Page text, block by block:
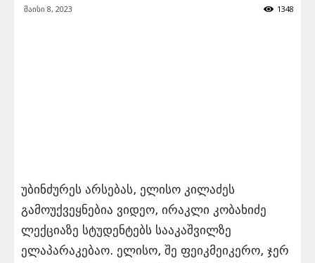
მაისი 8, 2023 1348
უბინძურეს არსებას, ელისო კილაძეს
გამოუქვეყნებია ვიდეო, ირაკლი კობახიძე
ლექციაზე სტუდენტებს სააკაშვილზე
ელაპარაკებაო. ელისო, შე ფეიკმეიკერო, ჯერ